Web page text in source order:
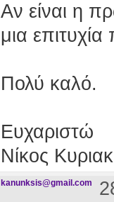
Αν είναι η
μια
Πολύ καλό.
Ευχαριστώ
Νίκος
kanunksis@gmail.com